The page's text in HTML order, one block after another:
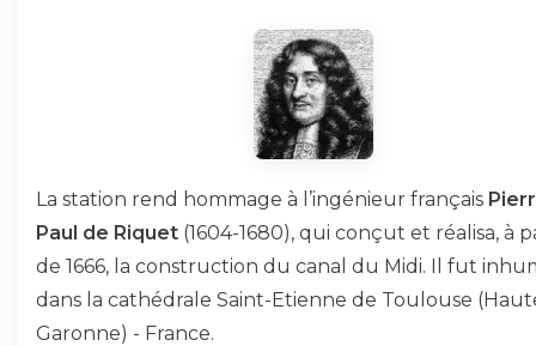
La station rend hommage à l’ingénieur français
Paul de Riquet (1604-1680), qui conçut et réalisa, à
de 1666, la construction du canal du Midi. Il fut
dans la cathédrale Saint-Etienne de Toulouse
Garonne) - France.